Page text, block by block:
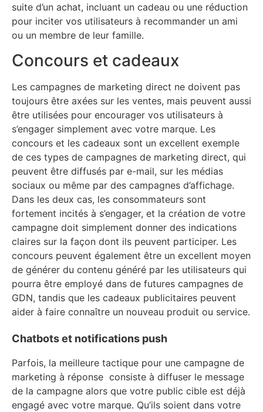
suite d’un achat, incluant un cadeau ou une réduction
pour inciter vos utilisateurs à recommander un ami
ou un membre de leur famille.
Concours et cadeaux
Les campagnes de marketing direct ne doivent pas
toujours être axées sur les ventes, mais peuvent aussi
être utilisées pour encourager vos utilisateurs à
s’engager simplement avec votre marque. Les
concours et les cadeaux sont un excellent exemple
de ces types de campagnes de marketing direct, qui
peuvent être diffusés par e-mail, sur les médias
sociaux ou même par des campagnes d’affichage.
Dans les deux cas, les consommateurs sont
fortement incités à s’engager, et la création de votre
campagne doit simplement donner des indications
claires sur la façon dont ils peuvent participer. Les
concours peuvent également être un excellent moyen
de générer du contenu généré par les utilisateurs qui
pourra être employé dans de futures campagnes de
GDN, tandis que les cadeaux publicitaires peuvent
aider à faire connaître un nouveau produit ou service.
Chatbots et notifications push
Parfois, la meilleure tactique pour une campagne de
marketing à réponse consiste à diffuser le message
de la campagne alors que votre public cible est déjà
engagé avec votre marque. Qu’ils soient dans votre